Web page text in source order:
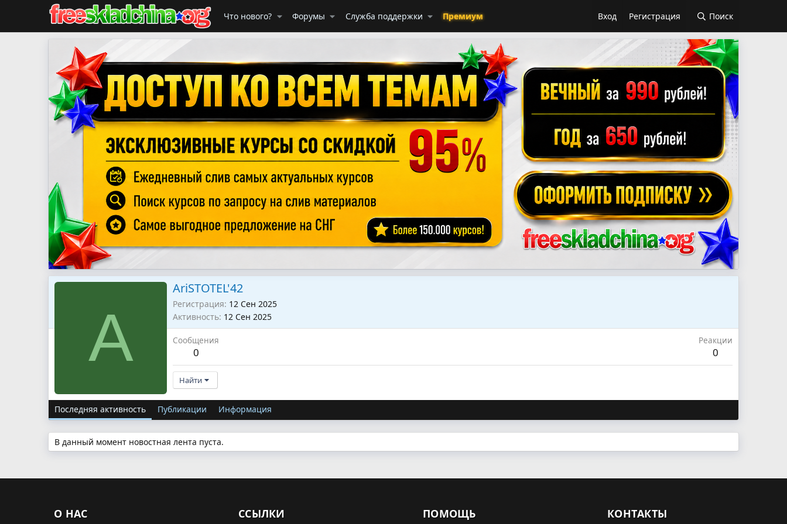
Что нового? Форумы Служба поддержки Премиум Вход Регистрация Поиск
A
AriSTOTEL'42
Регистрация 12 Сен 2025
Активность 12 Сен 2025
Сообщения
0
Реакции
0
Найти
Последняя активность Публикации Информация
В данный момент новостная лента пуста.
О НАС ССЫЛКИ ПОМОЩЬ КОНТАКТЫ